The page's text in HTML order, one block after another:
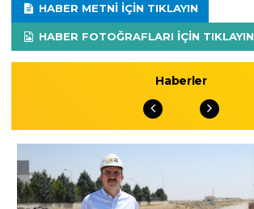
HABER METNI IÇIN TIKLAYIN
HABER FOTOĞRAFLARI IÇIN TIKLAYIN
Haberler